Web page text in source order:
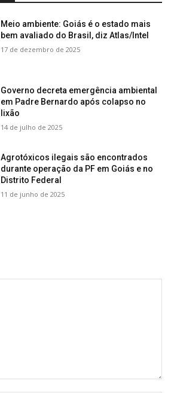
Meio ambiente: Goiás é o estado mais
bem avaliado do Brasil, diz Atlas/Intel
17 de dezembro de 2025
Governo decreta emergência ambiental
em Padre Bernardo após colapso no
lixão
14 de julho de 2025
Agrotóxicos ilegais são encontrados
durante operação da PF em Goiás e no
Distrito Federal
11 de junho de 2025